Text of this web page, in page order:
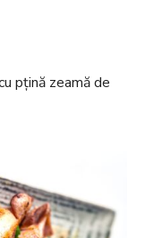
pțină zeamă de